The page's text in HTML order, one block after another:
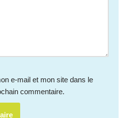
e-mail et mon site dans le
commentaire.